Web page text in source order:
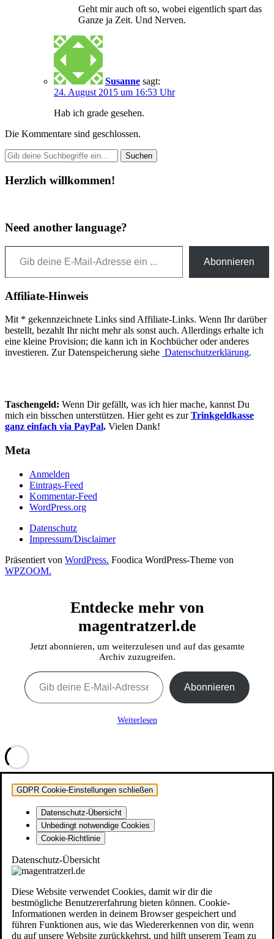
Geht mir auch oft so, wobei eigentlich spart das
Ganze ja Zeit. Und Nerven.
Susanne sagt:
24. August 2015 um 16:53 Uhr
Hab ich grade gesehen.
Die Kommentare sind geschlossen.
Herzlich willkommen!
Need another language?
Gib deine E-Mail-Adresse ein ...
Abonnieren
Affiliate-Hinweis
Mit * gekennzeichnete Links sind Affiliate-Links. Wenn Ihr darüber
bestellt, bezahlt Ihr nicht mehr als sonst auch. Allerdings erhalte ich
eine kleine Provision; die kann ich in Kochbücher oder anderes
investieren. Zur Datenspeicherung siehe Datenschutzerklärung.
Taschengeld: Wenn Dir gefällt, was ich hier mache, kannst Du
mich ein bisschen unterstützen. Hier geht es zurTrinkgeldkasse
ganz einfach via PayPal. Vielen Dank!
Meta
Anmelden
Eintrags-Feed
Kommentar-Feed
WordPress.org
Datenschutz
Impressum/Disclaimer
Präsentiert von WordPress. Foodica WordPress-Theme von
WPZOOM.
Entdecke mehr von
magentratzerl.de
Jetzt abonnieren, um weiterzulesen und auf das gesamte
Archiv zuzugreifen.
Gib deine E-Mail-Adresse ein ...
Abonnieren
Weiterlesen
GDPR Cookie-Einstellungen schließen
Datenschutz-Übersicht
Unbedingt notwendige Cookies
Cookie-Richtlinie
Datenschutz-Übersicht
Diese Website verwendet Cookies, damit wir dir die
bestmögliche Benutzererfahrung bieten können. Cookie-
Informationen werden in deinem Browser gespeichert und
führen Funktionen aus, wie das Wiedererkennen von dir, wenn
du auf unsere Website zurückkehrst, und hilft unserem Team zu